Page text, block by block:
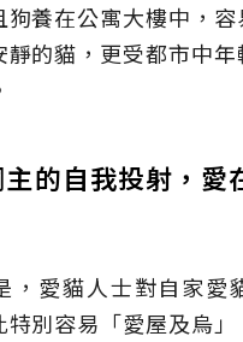
狗養在公寓大樓中，
靜的貓，更受都市中
的自我投射，愛
，愛貓人士對自家愛
特別容易「愛屋及烏